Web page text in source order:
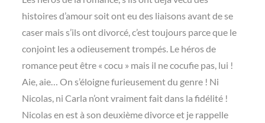
histoires d’amour soit ont eu des liaisons avant de se
caser mais s’ils ont divorcé, c’est toujours parce que le
conjoint les a odieusement trompés. Le héros de
romance peut être « cocu » mais il ne cocufie pas, lui !
Aie, aie… On s’éloigne furieusement du genre ! Ni
Nicolas, ni Carla n’ont vraiment fait dans la fidélité !
Nicolas en est à son deuxième divorce et je rappelle